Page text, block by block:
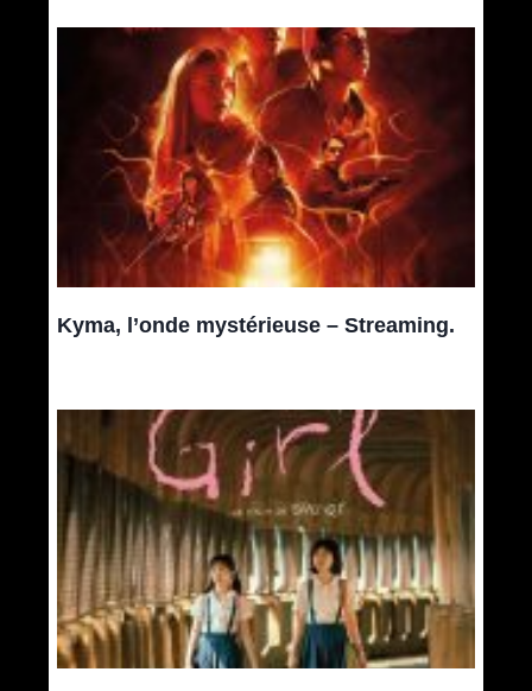
Kyma, l’onde mystérieuse – Streaming.